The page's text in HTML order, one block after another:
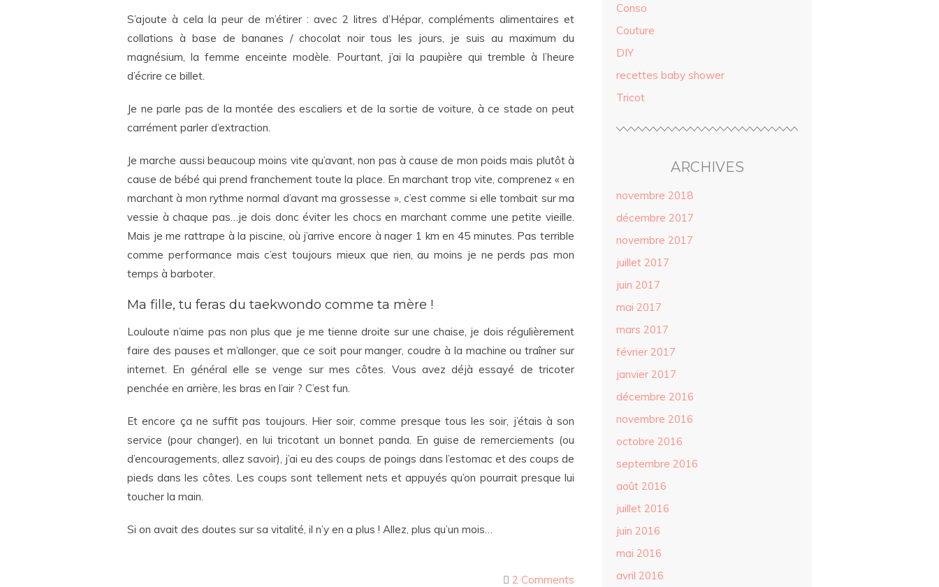
S’ajoute à cela la peur de m’étirer : avec 2 litres d’Hépar, compléments alimentaires et
collations à base de bananes / chocolat noir tous les jours, je suis au maximum du
magnésium, la femme enceinte modèle. Pourtant, j’ai la paupière qui tremble à l’heure
d’écrire ce billet.
Je ne parle pas de la montée des escaliers et de la sortie de voiture, à ce stade on peut
carrément parler d’extraction.
Je marche aussi beaucoup moins vite qu’avant, non pas à cause de mon poids mais plutôt à
cause de bébé qui prend franchement toute la place. En marchant trop vite, comprenez « en
marchant à mon rythme normal d’avant ma grossesse », c’est comme si elle tombait sur ma
vessie à chaque pas…je dois donc éviter les chocs en marchant comme une petite vieille.
Mais je me rattrape à la piscine, où j’arrive encore à nager 1 km en 45 minutes. Pas terrible
comme performance mais c’est toujours mieux que rien, au moins je ne perds pas mon
temps à barboter.
Ma fille, tu feras du taekwondo comme ta mère !
Louloute n’aime pas non plus que je me tienne droite sur une chaise, je dois régulièrement
faire des pauses et m’allonger, que ce soit pour manger, coudre à la machine ou traîner sur
internet. En général elle se venge sur mes côtes. Vous avez déjà essayé de tricoter
penchée en arrière, les bras en l’air ? C’est fun.
Et encore ça ne suffit pas toujours. Hier soir, comme presque tous les soir, j’étais à son
service (pour changer), en lui tricotant un bonnet panda. En guise de remerciements (ou
d’encouragements, allez savoir), j’ai eu des coups de poings dans l’estomac et des coups de
pieds dans les côtes. Les coups sont tellement nets et appuyés qu’on pourrait presque lui
toucher la main.
Si on avait des doutes sur sa vitalité, il n’y en a plus ! Allez, plus qu’un mois…
2 Comments
Conso
Couture
DIY
recettes baby shower
Tricot
ARCHIVES
novembre 2018
décembre 2017
novembre 2017
juillet 2017
juin 2017
mai 2017
mars 2017
février 2017
janvier 2017
décembre 2016
novembre 2016
octobre 2016
septembre 2016
août 2016
juillet 2016
juin 2016
mai 2016
avril 2016